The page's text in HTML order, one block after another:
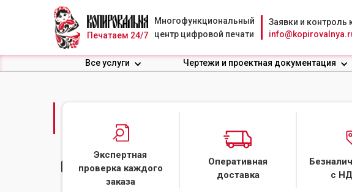
Печатаем 24/7
Многофункциональный
центр цифровой печати
Заявки и контроль
Все услуги Чертежи и проектная документация
ПЕЧАТЬ НА УПАКОВОЧНОЙ
Скидка при больших тиражах
Экспертная
проверка каждого
заказа
Оперативная
доставка
с